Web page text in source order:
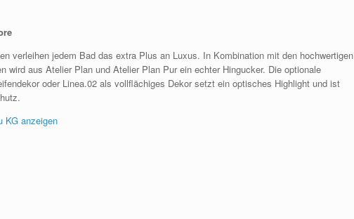
verleihen jedem Bad das extra Plus an Luxus. In Kombination mit den hochwertigen
wird aus Atelier Plan und Atelier Plan Pur ein echter Hingucker. Die optionale
oder Linea.02 als vollflächiges Dekor setzt ein optisches Highlight und ist
KG anzeigen